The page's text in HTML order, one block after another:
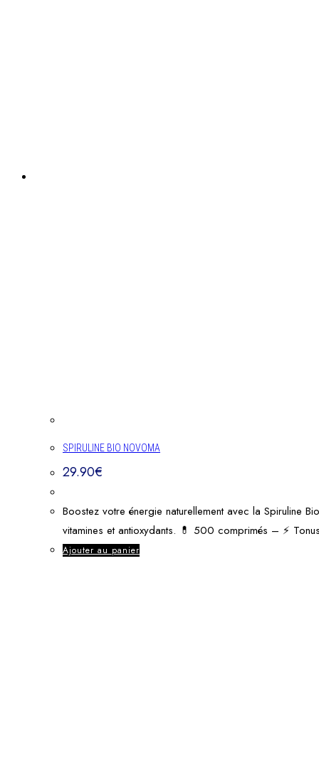
SPIRULINE BIO NOVOMA
29.90€
Boostez votre énergie naturellement avec la Spiruline
vitamines et antioxydants. 💊 500 comprimés – ⚡
Ajouter au panier